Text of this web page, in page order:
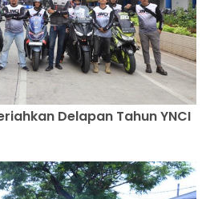
Delapan Tahun YNCI